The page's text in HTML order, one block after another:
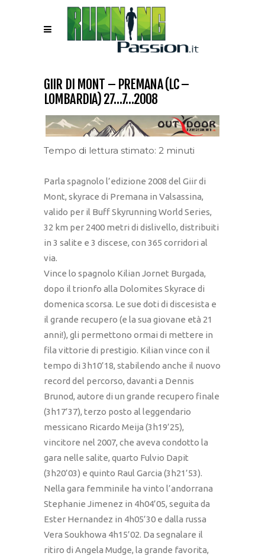
GIIR DI MONT – PREMANA (LC –
LOMBARDIA) 27…7…2008
Tempo di lettura stimato: 2 minuti
Parla spagnolo l’edizione 2008 del Giir di
Mont, skyrace di Premana in Valsassina,
valido per il Buff Skyrunning World Series,
32 km per 2400 metri di dislivello, distribuiti
in 3 salite e 3 discese, con 365 corridori al
via.
Vince lo spagnolo Kilian Jornet Burgada,
dopo il trionfo alla Dolomites Skyrace di
domenica scorsa. Le sue doti di discesista e
il grande recupero (e la sua giovane età 21
anni!), gli permettono ormai di mettere in
fila vittorie di prestigio. Kilian vince con il
tempo di 3h10’18, stabilendo anche il nuovo
record del percorso, davanti a Dennis
Brunod, autore di un grande recupero finale
(3h17’37), terzo posto al leggendario
messicano Ricardo Meija (3h19’25),
vincitore nel 2007, che aveva condotto la
gara nelle salite, quarto Fulvio Dapit
(3h20’03) e quinto Raul Garcia (3h21’53).
Nella gara femminile ha vinto l’andorrana
Stephanie Jimenez in 4h04’05, seguita da
Ester Hernandez in 4h05’30 e dalla russa
Vera Soukhowa 4h15’02. Da segnalare il
ritiro di Angela Mudge, la grande favorita,